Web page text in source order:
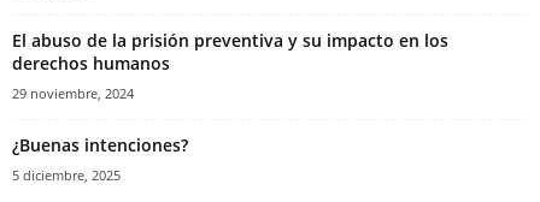
El abuso de la prisión preventiva y su impacto en los
derechos humanos
29 noviembre, 2024
¿Buenas intenciones?
5 diciembre, 2025